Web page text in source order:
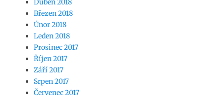
Duben 2018
Březen 2018
Únor 2018
Leden 2018
Prosinec 2017
Říjen 2017
Září 2017
Srpen 2017
Červenec 2017